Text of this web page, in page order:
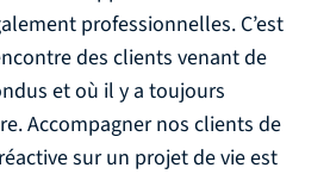
professionnelles. C’est
des clients venant de
et où il y a toujours
Accompagner nos clients de
sur un projet de vie est